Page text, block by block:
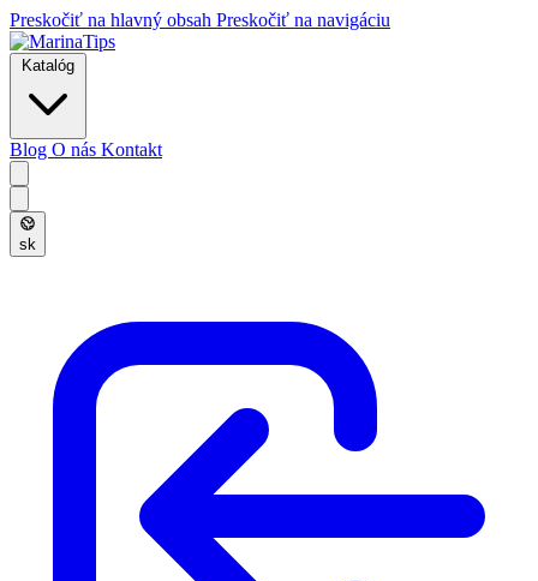
Preskočiť na hlavný obsah Preskočiť na navigáciu
Katalóg
Blog O nás Kontakt
sk